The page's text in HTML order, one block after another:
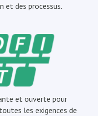
et des processus.
et ouverte pour
les exigences de